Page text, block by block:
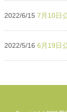
2022/6/15 7月10日
2022/5/16 6月19日